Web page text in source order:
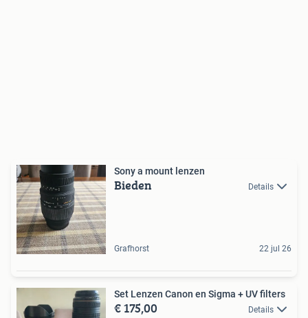
Sony a mount lenzen
Bieden Details
Grafhorst 22 jul 26
Set Lenzen Canon en Sigma + UV filters
€ 175,00 Details